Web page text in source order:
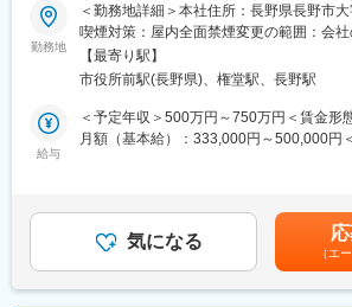
・1LDK／2LDKの家族寮（3～4万円程）
円程）で入居可
・フレックス制度あり、年間休日120日以
・中途入社割合は約2割、上級管理職の中
※中途入社の方の入社後のアンケートでは
常に良く働きやすい」「家族的な雰囲気
■企業の特徴・魅力：
・ばね開発や生産で培った自慢の技術を
トップクラスのシェア製品を多数保有す
カー
∟自動車用懸架ばねはグローバルシェア
■業務概要
・当社は長野県内を中心に、河川や道路、
など社会インフラの整備を行う土木工事を
・本ポジションでは、施工現場の管理業務
品質・工程・原価の各管理を通じて、地
を推進していただきます。
・工事進捗・工程管理、協力会社や職人
・品質・安全・原価管理および環境への
・現場で発生する課題や変更点への対応
勤務地
＜勤務地詳細＞本社住所：長野県長野市
喫煙対策：屋内全面禁煙変更の範囲：会
【最寄り駅】
市役所前駅(長野県)、権堂駅、長野駅
給与
＜予定年収＞500万円～750万円＜賃金形
月額（基本給）：333,000円～500,000円
績：1.50％～2.50％）賃金はあくまでも
を通じて上下する可能性があります。月
気になる
（エ